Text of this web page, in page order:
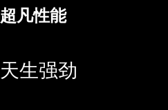
超凡性能
天生强劲